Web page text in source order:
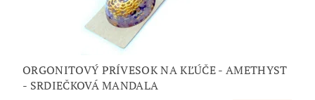
ORGONITOVÝ PRÍVESOK NA KĽÚČE - AMETHYST
- SRDIEČKOVÁ MANDALA